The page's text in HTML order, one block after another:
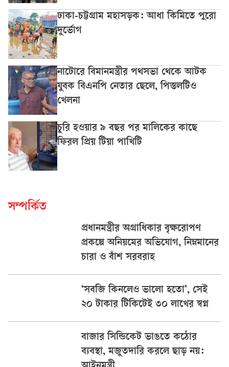
ঢাকা-চট্টগ্রাম মহাসড়ক: আধা কিমিতে পুরো
দুর্ভোগ
নাটোরে বিমানমন্ত্রীর পথসভা থেকে আটক
যুবক বিএনপি নেতার ছেলে, পিস্তলটিও
খেলনা
চুরি হওয়ার ৯ বছর পর মালিকের কাছে
ফিরল প্রিয় টিয়া পাখিটি
সম্পর্কিত
প্রধানমন্ত্রীর অগ্রাধিকার বৃক্ষরোপণ
প্রকল্পে অনিয়মের অভিযোগ, নিম্নমানের
চারা ও বাঁশ সরবরাহ
‘সবজি কিনলেও ভালো হতো’, সেই
২০ টাকার টিকিটেই ৩০ লাখের স্বপ্ন
বাজার সিন্ডিকেট ভাঙতে কঠোর
ব্যবস্থা, মজুতদারি করলে ছাড় নয়: